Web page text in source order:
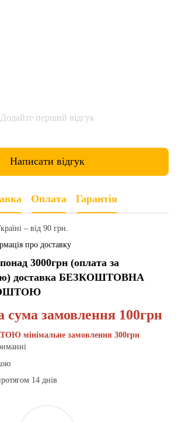
Додайте перший відгук
Написати відгук
Оплата Гарантія
– від 90 грн.
про доставку
3000грн (оплата за
доставка БЕЗКОШТОВНА
сума замовлення 100грн
мінімальне замовлення 300грн
14 днів